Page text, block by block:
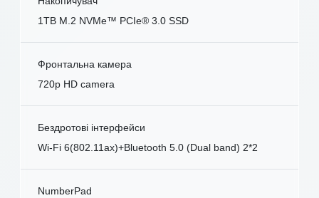
1TB M.2 NVMe™ PCIe® 3.0 SSD
Фронтальна камера
720p HD camera
Бездротові інтерфейси
Wi-Fi 6(802.11ax)+Bluetooth 5.0 (Dual band) 2*2
NumberPad